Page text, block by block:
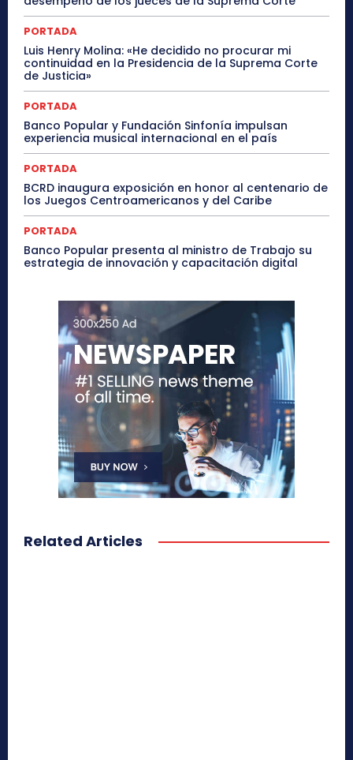
PORTADA
Luis Henry Molina: «He decidido no procurar mi
continuidad en la Presidencia de la Suprema Corte
de Justicia»
PORTADA
Banco Popular y Fundación Sinfonía impulsan
experiencia musical internacional en el país
PORTADA
BCRD inaugura exposición en honor al centenario de
los Juegos Centroamericanos y del Caribe
PORTADA
Banco Popular presenta al ministro de Trabajo su
estrategia de innovación y capacitación digital
Related Articles